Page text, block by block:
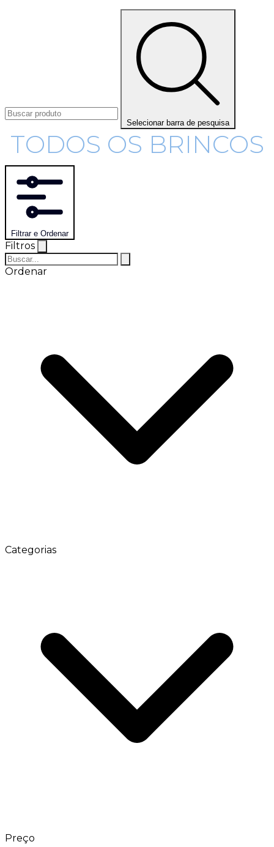
Selecionar barra de pesquisa
TODOS OS BRINCOS
Filtrar e Ordenar
Filtros
Ordenar
Categorias
Preço